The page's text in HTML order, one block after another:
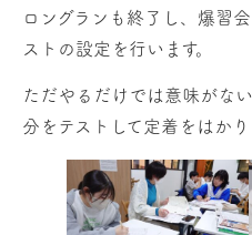
ロングランも終了し、爆習
ストの設定を行います。
ただやるだけでは意味がな
分をテストして定着をはかり